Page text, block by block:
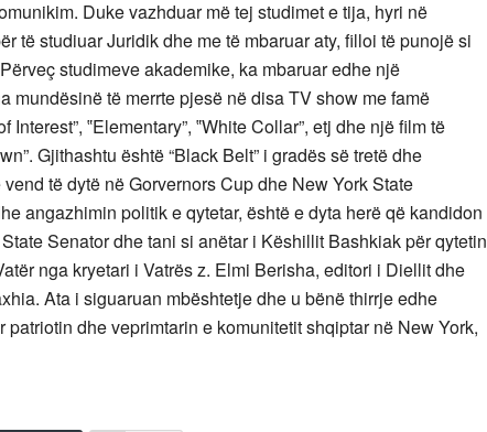
Duke vazhduar më tej studimet e tija, hyri në
të studiuar Juridik dhe me të mbaruar aty, filloi të punojë si
studimeve akademike, ka mbaruar edhe një
mundësinë të merrte pjesë në disa TV show me famë
Interest”, ‟Elementary”, ‟White Collar”, etj dhe një film të
Gjithashtu është “Black Belt” i gradës së tretë dhe
të dytë në Gorvernors Cup dhe New York State
angazhimin politik e qytetar, është e dyta herë që kandidon
Senator dhe tani si anëtar i Këshillit Bashkiak për qytetin
nga kryetari i Vatrës z. Elmi Berisha, editori i Diellit dhe
Ata i siguaruan mbështetje dhe u bënë thirrje edhe
dhe veprimtarin e komunitetit shqiptar në New York,